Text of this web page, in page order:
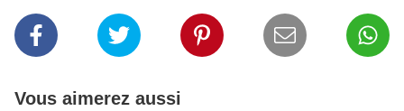
Vous aimerez aussi